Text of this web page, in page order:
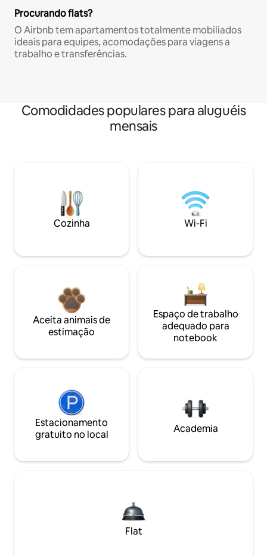
Procurando flats?
O Airbnb tem apartamentos totalmente mobiliados
ideais para equipes, acomodações para viagens a
trabalho e transferências.
Comodidades populares para aluguéis
mensais
Cozinha Wi-Fi
Aceita animais de
estimação
Espaço de trabalho
adequado para
notebook
Estacionamento
gratuito no local
Academia
Flat